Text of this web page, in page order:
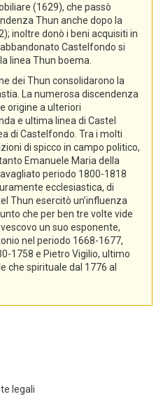
(1629), che passò
Thun anche dopo la
inoltre donò i beni acquisiti in
Castelfondo si
linea Thun boema.
dei Thun consolidarono la
La numerosa discendenza
origine a ulteriori
e ultima linea di Castel
di Castelfondo. Tra i molti
di spicco in campo politico,
Emanuele Maria della
periodo 1800-1818
ecclesiastica, di
Thun esercitò un’influenza
che per ben tre volte vide
un suo esponente,
nel periodo 1668-1677,
1758 e Pietro Vigilio, ultimo
che spirituale dal 1776 al
legali